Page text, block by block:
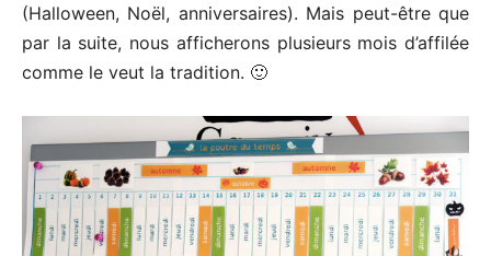
(Halloween, Noël, anniversaires). Mais peut-être que
par la suite, nous afficherons plusieurs mois d’affilée
comme le veut la tradition. 🙂